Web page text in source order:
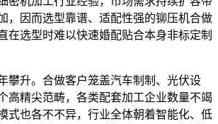
，因而选型靠谱、适配性强的铆压机合做
在选型时难以快速婚配贴合本身非标定制
升。合做客户笼盖汽车制制、光伏设
高精尖范畴，各类配套加工企业数量不竭
式也各不不异，行业全体朝着智能化、低